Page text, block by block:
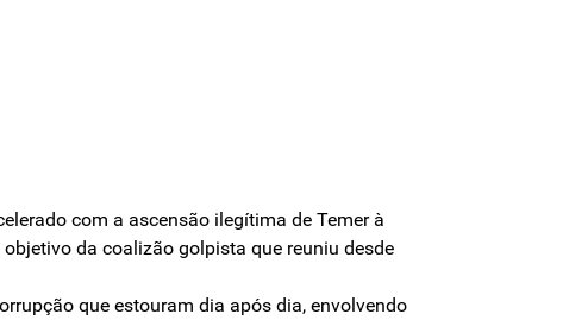
com a ascensão ilegítima de Temer à
da coalizão golpista que reuniu desde
que estouram dia após dia, envolvendo